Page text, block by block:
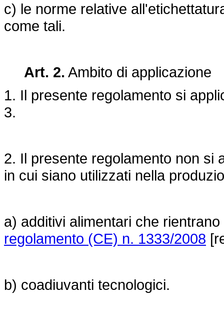
c) le norme relative
come tali.
Art. 2. Ambito di applicazione
1. Il presente regolamento si
3.
2. Il presente regolamento non si
in cui siano utilizzati nella
a) additivi alimentari che
regolamento (CE) n. 1333/2008
b) coadiuvanti tecnologici.